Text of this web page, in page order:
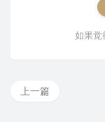
如果觉
上一篇